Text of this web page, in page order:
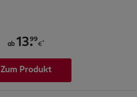
ab 13.
99
€*
Zum Produkt